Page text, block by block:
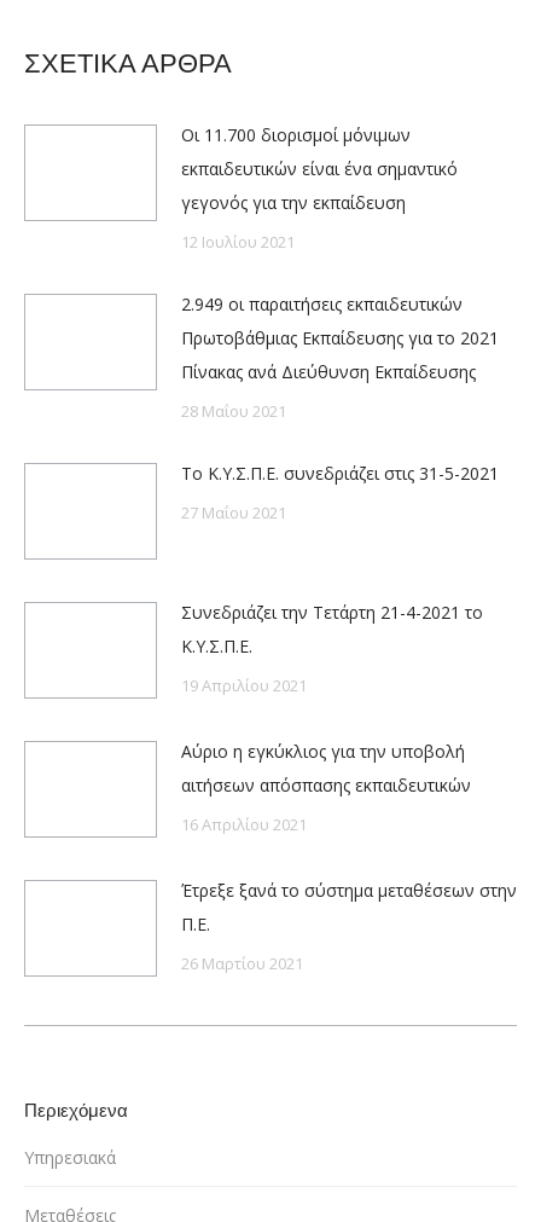
ΣΧΕΤΙΚΑ ΑΡΘΡΑ
Οι 11.700 διορισμοί μόνιμων
εκπαιδευτικών είναι ένα σημαντικό
γεγονός για την εκπαίδευση
12 Ιουλίου 2021
2.949 οι παραιτήσεις εκπαιδευτικών
Πρωτοβάθμιας Εκπαίδευσης για το 2021
Πίνακας ανά Διεύθυνση Εκπαίδευσης
28 Μαΐου 2021
Το Κ.Υ.Σ.Π.Ε. συνεδριάζει στις 31-5-2021
27 Μαΐου 2021
Συνεδριάζει την Τετάρτη 21-4-2021 το
Κ.Υ.Σ.Π.Ε.
19 Απριλίου 2021
Αύριο η εγκύκλιος για την υποβολή
αιτήσεων απόσπασης εκπαιδευτικών
16 Απριλίου 2021
Έτρεξε ξανά το σύστημα μεταθέσεων στην
Π.Ε.
26 Μαρτίου 2021
Περιεχόμενα
Υπηρεσιακά
Μεταθέσεις